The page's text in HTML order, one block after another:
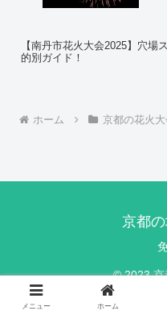
【南丹市花火大会2025】穴場
的別ガイド！
ホーム 京都の花火大
京都
© 2023 京
メニュー ホーム